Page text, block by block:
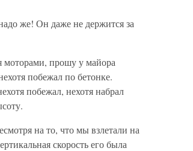
же! Он даже не держится за
моторами, прошу у майора
побежал по бетонке.
побежал, нехотя набрал
на то, что мы взлетали на
скорость его была